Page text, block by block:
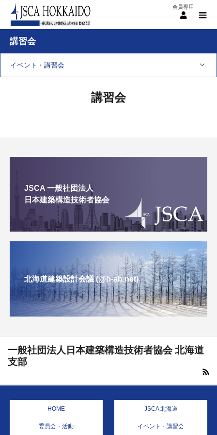
menu
講習会
イベント・講習会
講習会
JSCA 一般社団法人
日本建築構造技術者協会
北海道建築設計会議 (@h-ab.net)
一般社団法人日本建築構造技術者協会 北海道
支部
HOME JSCA 北海道
委員会・活動 イベント・講習会